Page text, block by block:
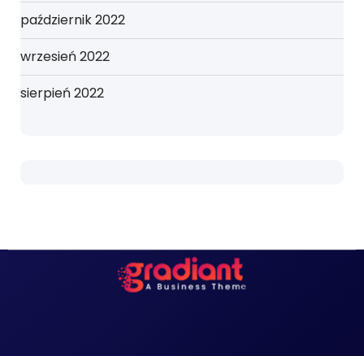
październik 2022
wrzesień 2022
sierpień 2022